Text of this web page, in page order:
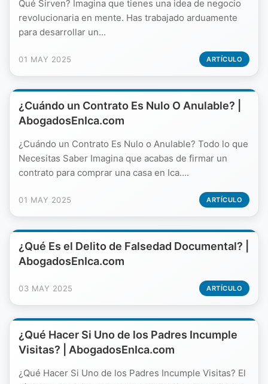
Qué Sirven? Imagina que tienes una idea de negocio
revolucionaria en mente. Has trabajado arduamente
para desarrollar un...
01 MAY 2025 ARTÍCULO
¿Cuándo un Contrato Es Nulo O Anulable? |
AbogadosEnIca.com
¿Cuándo un Contrato Es Nulo o Anulable? Todo lo que
Necesitas Saber Imagina que acabas de firmar un
contrato para comprar una casa en Ica....
01 MAY 2025 ARTÍCULO
¿Qué Es el Delito de Falsedad Documental? |
AbogadosEnIca.com
03 MAY 2025 ARTÍCULO
¿Qué Hacer Si Uno de los Padres Incumple
Visitas? | AbogadosEnIca.com
¿Qué Hacer Si Uno de los Padres Incumple Visitas? El